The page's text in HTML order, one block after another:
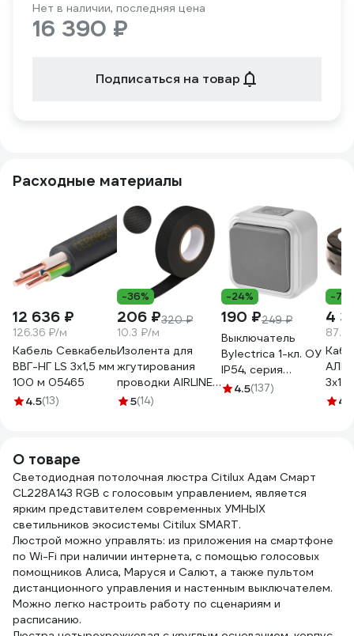
Нет в наличии, последняя цена
16 390 ₽
Подписаться на товар
Расходные материалы
12 636 ₽
126.36 ₽/м
Кабель Севкабель
ВВГ-НГ LS 3х1,5 мм
100 м 05465
4.5(13)
-36%
206 ₽320 ₽
10.3 ₽/м
Изолента для
жгутирования
проводки AIRLINE
19 мм, 20 м,
5(14)
-24%
190 ₽249 ₽
Выключатель
Bylectrica 1-кл. ОУ
IP54, серия
ПРАЛЕСКА АКВА,
4.5(137)
-7%
4
87.2
м 4.6
О товаре
Светодиодная потолочная люстра Citilux Адам Смарт
CL228A143 RGB с голосовым управлением, является
ярким представителем современных УМНЫХ
светильников экосистемы Citilux SMART.
Люстрой можно управлять: из приложения на смартфоне
по Wi-Fi при наличии интернета, с помощью голосовых
помощников Алиса, Маруся и Салют, а также пультом
дистанционного управления и настенным выключателем.
Можно легко настроить работу по сценариям и
расписанию.